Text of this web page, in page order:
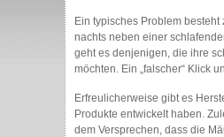
Ein typisches Problem
nachts neben einer
geht es denjenigen, die ihre
möchten. Ein „falscher“ Klick
Erfreulicherweise gibt es
Produkte entwickelt haben.
dem Versprechen, dass die